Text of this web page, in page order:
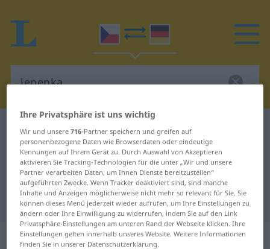
Tschechisch-Deutsch Wörterbuch lepenka
Tschechisch-Deutsch Übersetzung
für "lepenka"
"lepenka" Deutsch Übersetzung
„lepenka“: feminin
Ihre Privatsphäre ist uns wichtig
Wir und unsere716-Partner speichern und greifen auf
personenbezogene Daten wie Browserdaten oder eindeutige
Kennungen auf Ihrem Gerät zu. Durch Auswahl von Akzeptieren
aktivieren Sie Tracking-Technologien für die unter „Wir und unsere
Partner verarbeiten Daten, um Ihnen Dienste bereitzustellen“
aufgeführten Zwecke. Wenn Tracker deaktiviert sind, sind manche
Inhalte und Anzeigen möglicherweise nicht mehr so relevant für Sie. Sie
können dieses Menü jederzeit wieder aufrufen, um Ihre Einstellungen zu
ändern oder Ihre Einwilligung zu widerrufen, indem Sie auf den Link
Privatsphäre-Einstellungen am unteren Rand der Webseite klicken. Ihre
Einstellungen gelten innerhalb unseres Website. Weitere Informationen
finden Sie in unserer Datenschutzerklärung.